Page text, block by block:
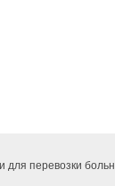
для перевозки